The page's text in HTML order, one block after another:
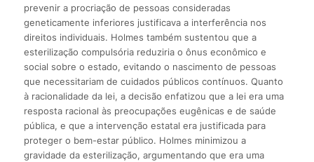
prevenir a procriação de pessoas consideradas
geneticamente inferiores justificava a interferência nos
direitos individuais. Holmes também sustentou que a
esterilização compulsória reduziria o ônus econômico e
social sobre o estado, evitando o nascimento de pessoas
que necessitariam de cuidados públicos contínuos. Quanto
à racionalidade da lei, a decisão enfatizou que a lei era uma
resposta racional às preocupações eugênicas e de saúde
pública, e que a intervenção estatal era justificada para
proteger o bem-estar público. Holmes minimizou a
gravidade da esterilização, argumentando que era uma